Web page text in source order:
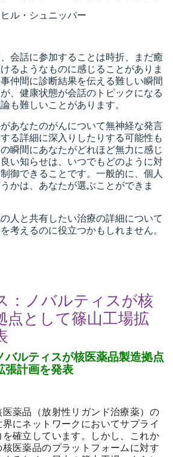
ル・シュニッパー
会話に参加することは時折、まだ癒
るようなものに感じることがありま
仲間に診断結果を伝える難しい瞬間
、健康状態が会話のトピックになる
も難しいことがあります。
あなたのがんについて無神経な発言
る詳細に深入りしたりする可能性も
瞬間にあなたがどれほど無力に感じ
い知らせは、いつでもどのように対
御できることです。一般的に、個人
かは、あなたが選ぶことができま
人と共有したい治療の詳細について
考えるのに役立つかもしれません。
：ノバルティスが核
点として篠山工場拡
バルティスが核医薬品製造拠点
張計画を発表
医薬品（放射性リガンド治療薬）の
にネットワークにおいてサプライ
確立しています。しかし、これか
医薬品のプラットフォームに対す